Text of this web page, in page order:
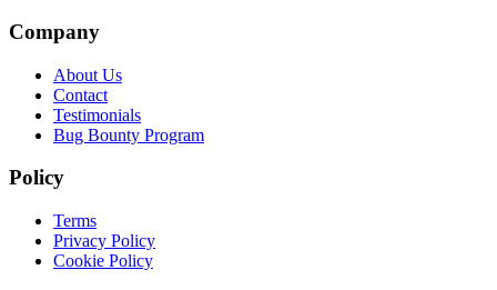
Company
About Us
Contact
Testimonials
Bug Bounty Program
Policy
Terms
Privacy Policy
Cookie Policy